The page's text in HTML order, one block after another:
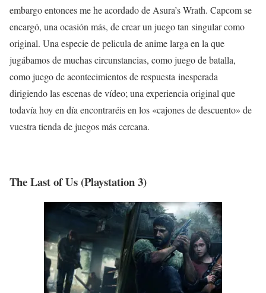
embargoentonces me he acordado de Asura’s Wrath. Capcom se
encargó, una ocasión más, de crear un juego tan singularcomo
original. Una especie de pelicula de anime larga en la que
jugábamos de muchascircunstancias, como juego debatalla,
como juego deacontecimientosde respuesta inesperada
dirigiendo lasescenasde vídeo; una experiencia original que
todavía hoy en día encontraréis en los «cajones de descuento» de
vuestra tienda de juegos más cercana.
The Last of Us (Playstation 3)